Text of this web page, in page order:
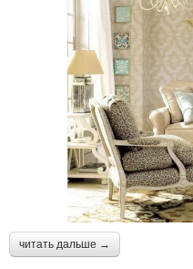
читать дальше →